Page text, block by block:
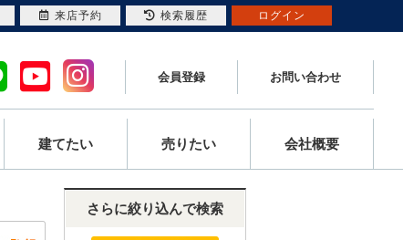
会員登録 お問い合わせ
建てたい 売りたい 会社概要
さらに絞り込んで検索
来店予約 検索履歴 ログイン